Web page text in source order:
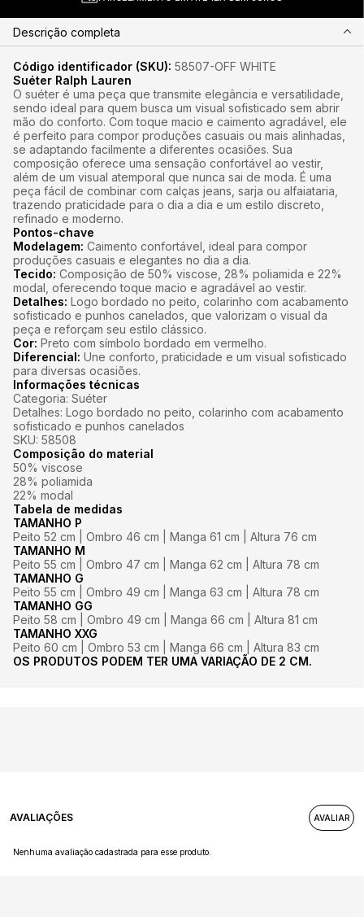
Descrição completa
Código identificador (SKU): 58507-OFF WHITE
Suéter Ralph Lauren
O suéter é uma peça que transmite elegância e versatilidade,
sendo ideal para quem busca um visual sofisticado sem abrir
mão do conforto. Com toque macio e caimento agradável, ele
é perfeito para compor produções casuais ou mais alinhadas,
se adaptando facilmente a diferentes ocasiões. Sua
composição oferece uma sensação confortável ao vestir,
além de um visual atemporal que nunca sai de moda. É uma
peça fácil de combinar com calças jeans, sarja ou alfaiataria,
trazendo praticidade para o dia a dia e um estilo discreto,
refinado e moderno.
Pontos-chave
Modelagem: Caimento confortável, ideal para compor
produções casuais e elegantes no dia a dia.
Tecido: Composição de 50% viscose, 28% poliamida e 22%
modal, oferecendo toque macio e agradável ao vestir.
Detalhes: Logo bordado no peito, colarinho com acabamento
sofisticado e punhos canelados, que valorizam o visual da
peça e reforçam seu estilo clássico.
Cor: Preto com símbolo bordado em vermelho.
Diferencial: Une conforto, praticidade e um visual sofisticado
para diversas ocasiões.
Informações técnicas
Categoria: Suéter
Detalhes: Logo bordado no peito, colarinho com acabamento
sofisticado e punhos canelados
SKU: 58508
Composição do material
50% viscose
28% poliamida
22% modal
Tabela de medidas
TAMANHO P
Peito 52 cm | Ombro 46 cm | Manga 61 cm | Altura 76 cm
TAMANHO M
Peito 55 cm | Ombro 47 cm | Manga 62 cm | Altura 78 cm
TAMANHO G
Peito 55 cm | Ombro 49 cm | Manga 63 cm | Altura 78 cm
TAMANHO GG
Peito 58 cm | Ombro 49 cm | Manga 66 cm | Altura 81 cm
TAMANHO XXG
Peito 60 cm | Ombro 53 cm | Manga 66 cm | Altura 83 cm
OS PRODUTOS PODEM TER UMA VARIAÇÃO DE 2 CM.
AVALIAÇÕES
Nenhuma avaliação cadastrada para esse produto.